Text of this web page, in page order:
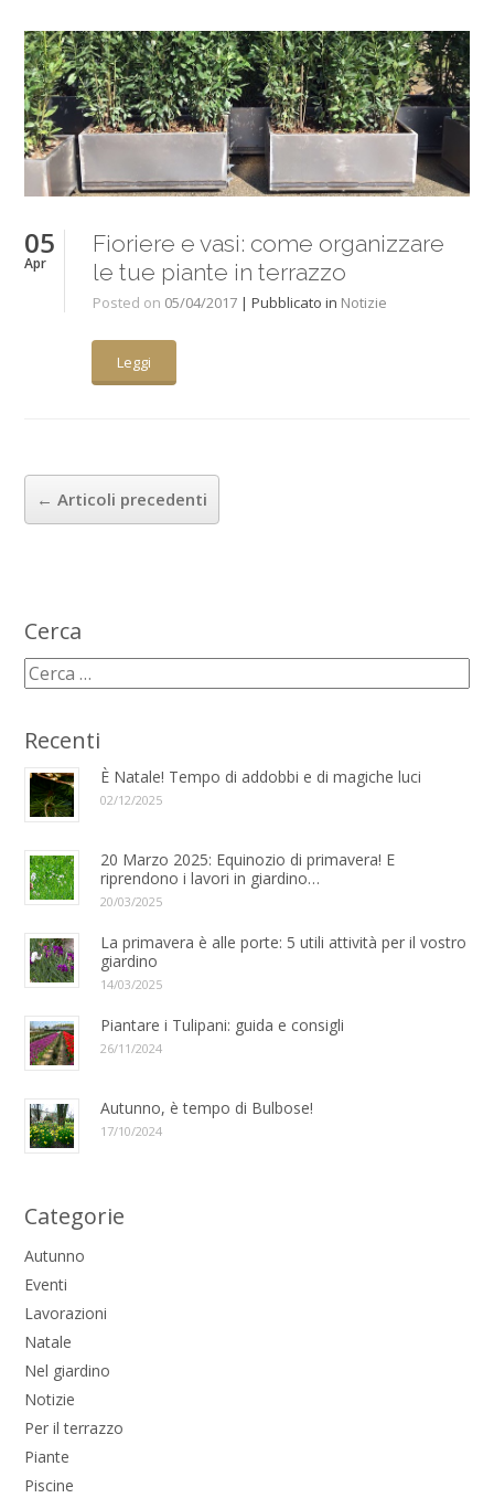
05
Apr
Fioriere e vasi: come organizzare
le tue piante in terrazzo
Posted on 05/04/2017 | Pubblicato in Notizie
Leggi
← Articoli precedenti
Cerca
Recenti
È Natale! Tempo di addobbi e di magiche luci
02/12/2025
20 Marzo 2025: Equinozio di primavera! E
riprendono i lavori in giardino…
20/03/2025
La primavera è alle porte: 5 utili attività per il vostro
giardino
14/03/2025
Piantare i Tulipani: guida e consigli
26/11/2024
Autunno, è tempo di Bulbose!
17/10/2024
Categorie
Autunno
Eventi
Lavorazioni
Natale
Nel giardino
Notizie
Per il terrazzo
Piante
Piscine